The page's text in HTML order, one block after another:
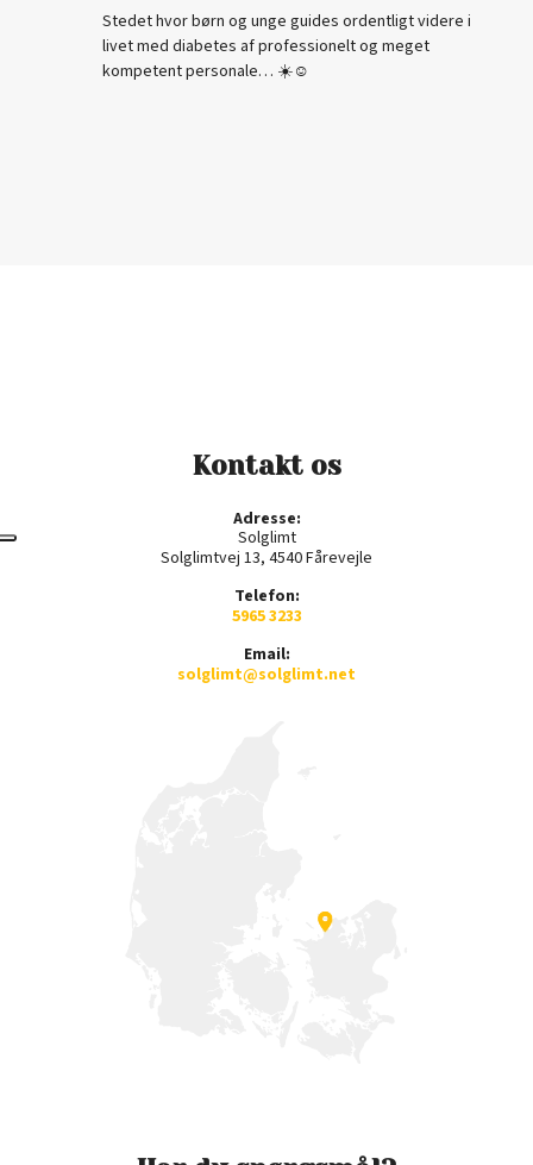
Stedet hvor børn og unge guides ordentligt videre i
livet med diabetes af professionelt og meget
kompetent personale… ☀️☺️
Kontakt os
Adresse:
Solglimt
Solglimtvej 13, 4540 Fårevejle
Telefon:
5965 3233
Email:
solglimt@solglimt.net